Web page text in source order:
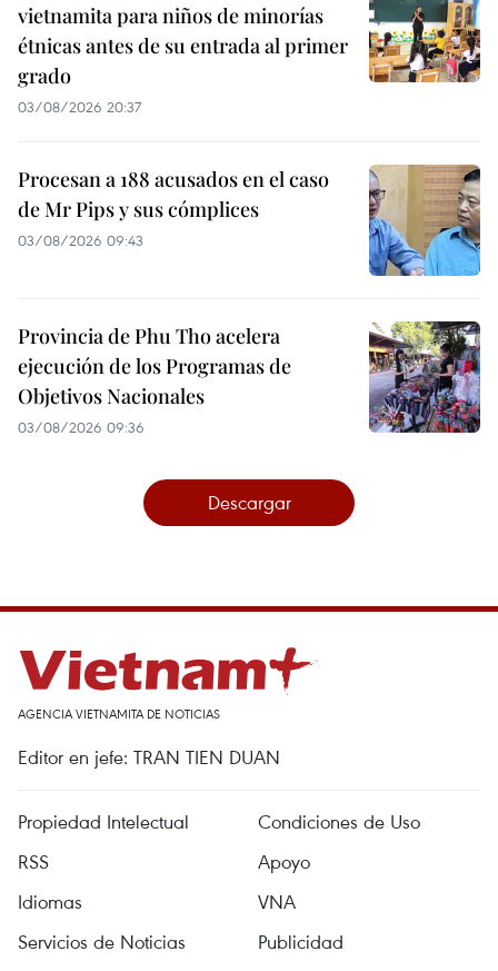
vietnamita para niños de minorías
étnicas antes de su entrada al primer
grado
03/08/2026 20:37
Procesan a 188 acusados en el caso
de Mr Pips y sus cómplices
03/08/2026 09:43
Provincia de Phu Tho acelera
ejecución de los Programas de
Objetivos Nacionales
03/08/2026 09:36
Descargar
AGENCIA VIETNAMITA DE NOTICIAS
Editor en jefe: TRAN TIEN DUAN
Propiedad Intelectual
Condiciones de Uso
RSS
Apoyo
Idiomas
VNA
Servicios de Noticias
Publicidad